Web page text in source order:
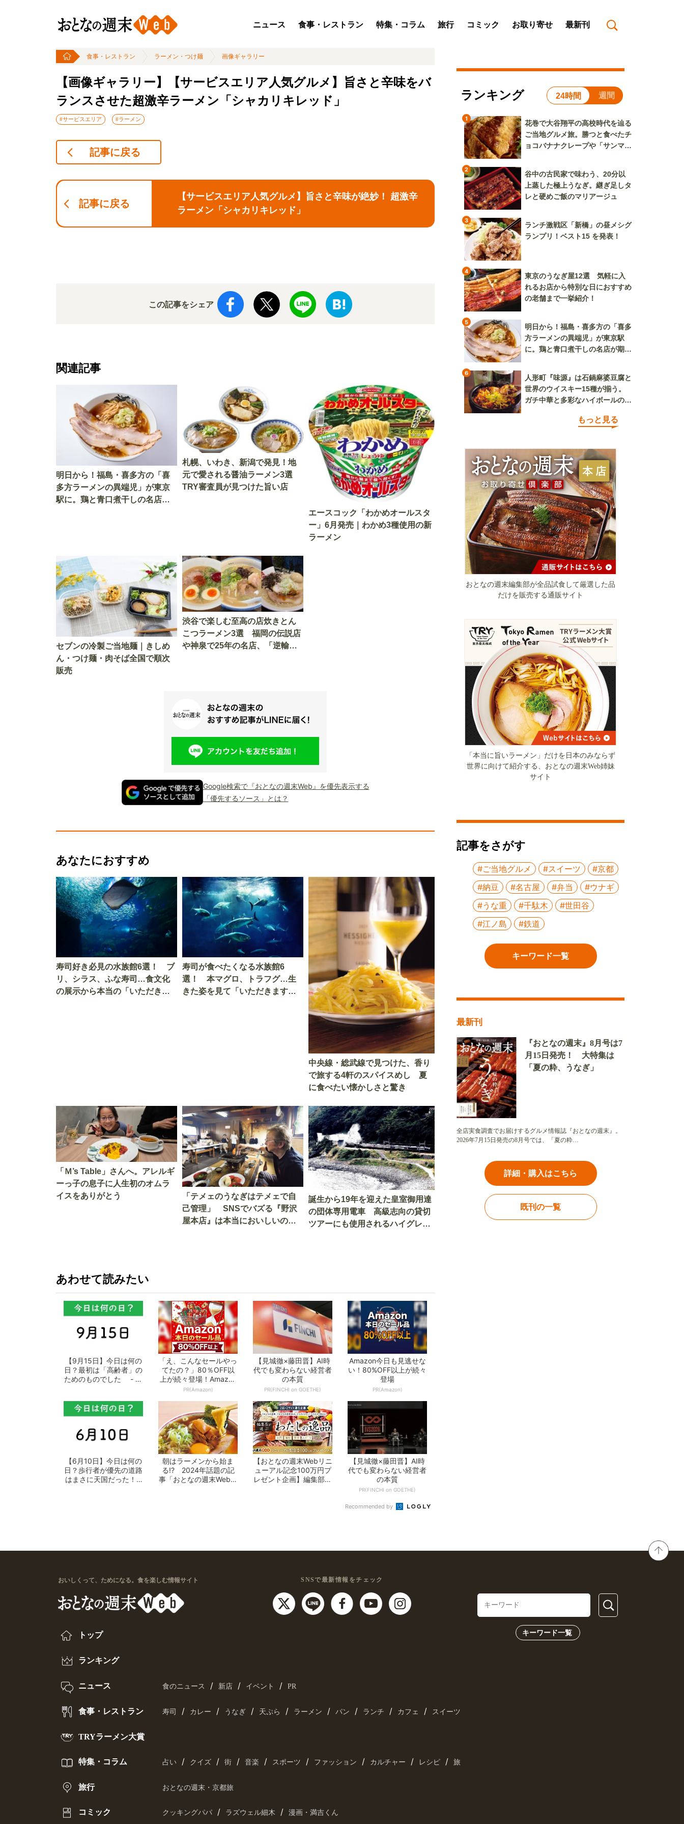
ニュース 食事・レストラン 特集・コラム 旅行 コミック お取り寄せ 最新刊
食事・レストラン ラーメン・つけ麺 画像ギャラリー
【画像ギャラリー】【サービスエリア人気グルメ】旨さと辛味をバ
ランスさせた超激辛ラーメン「シャカリキレッド」
#サービスエリア #ラーメン
記事に戻る
記事に戻る
【サービスエリア人気グルメ】旨さと辛味が絶妙！ 超激辛
ラーメン「シャカリキレッド」
この記事をシェア
関連記事
明日から！福島・喜多方の「喜
多方ラーメンの異端児」が東京
駅に。鶏と青口煮干しの名店が
札幌、いわき、新潟で発見！地
元で愛される醤油ラーメン3選
TRY審査員が見つけた旨い店
エースコック「わかめオールスタ
ー」6月発売｜わかめ3種使用の新
ラーメン
セブンの冷製ご当地麺｜きしめ
ん・つけ麺・肉そば全国で順次
販売
渋谷で楽しむ至高の店炊きとん
こつラーメン3選 福岡の伝説店
や神泉で25年の名店、「逆輸
Google検索で『おとなの週末Web』を優先表示する
「優先するソース」とは？
あなたにおすすめ
寿司好き必見の水族館6選！ ブ
リ、シラス、ふな寿司…食文化
の展示から本当の「いただきま
寿司が食べたくなる水族館6
選！ 本マグロ、トラフグ…生
きた姿を見て「いただきます」
中央線・総武線で見つけた、香り
で旅する4軒のスパイスめし 夏
に食べたい懐かしさと驚き
「Ｍ’s Table」さんへ。アレルギ
ーっ子の息子に人生初のオムラ
イスをありがとう
「テメェのうなぎはテメェで自
己管理」 SNSでバズる『野沢
屋本店』は本当においしいの
誕生から19年を迎えた皇室御用達
の団体専用電車 高級志向の貸切
ツアーにも使用されるハイグレー
あわせて読みたい
【9月15日】今日は何の
日？最初は「高齢者」の
ためのものでした - お
「え、こんなセールやっ
てたの？」80％OFF以
上が続々登場！Amazon
の本気が...
PR(Amazon)
【見城徹×藤田晋】AI時
代でも変わらない経営者
の本質
PR(FINCHI on GOETHE)
Amazon今日も見逃せな
い！80%OFF以上が続々
登場
PR(Amazon)
【6月10日】今日は何の
日？歩行者が優先の道路
はまさに天国だった！ -
朝はラーメンから始ま
る!? 2024年話題の記
事「おとなの週末Web」
【おとなの週末Webリニ
ューアル記念100万円プ
レゼント企画】編集部が
【見城徹×藤田晋】AI時
代でも変わらない経営者
の本質
PR(FINCHI on GOETHE)
Recommended by
ランキング 24時間 週間
1
花巻で大谷翔平の高校時代を辿る
ご当地グルメ旅。勝つと食べたチ
ョコバナナクレープや「サンマー
2
谷中の古民家で味わう、20分以
上蒸した極上うなぎ。継ぎ足しタ
レと硬めご飯のマリアージュ
3
ランチ激戦区「新橋」の昼メシグ
ランプリ！ベスト15 を発表！
4
東京のうなぎ屋12選 気軽に入
れるお店から特別な日におすすめ
の老舗まで一挙紹介！
5
明日から！福島・喜多方の「喜多
方ラーメンの異端児」が東京駅
に。鶏と青口煮干しの名店が期間
6
人形町『味源』は石鍋麻婆豆腐と
世界のウイスキー15種が揃う。
ガチ中華と多彩なハイボールの組
もっと見る
おとなの週末編集部が全品試食して厳選した品
だけを販売する通販サイト
「本当に旨いラーメン」だけを日本のみならず
世界に向けて紹介する、おとなの週末Web姉妹
サイト
記事をさがす
#ご当地グルメ #スイーツ
#京都
#納豆
#名古屋 #弁当
#ウナギ
#うな重
#千駄木
#世田谷
#江ノ島
#鉄道
キーワード一覧
最新刊
『おとなの週末』8月号は7
月15日発売！ 大特集は
「夏の粋、うなぎ」
全店実食調査でお届けするグルメ情報誌『おとなの週末』。
2026年7月15日発売の8月号では、「夏の粋…
詳細・購入はこちら
既刊の一覧
おいしくって、ためになる。食を楽しむ情報サイト
トップ
SNSで最新情報をチェック
キーワード一覧
ランキング
ニュース 食のニュース / 新店 / イベント / PR
食事・レストラン 寿司 / カレー / うなぎ / 天ぷら / ラーメン / パン / ランチ / カフェ / スイーツ
TRYラーメン大賞
特集・コラム 占い / クイズ / 街 / 音楽 / スポーツ / ファッション / カルチャー / レシピ / 旅
旅行 おとなの週末・京都旅
コミック クッキングパパ / ラズウェル細木 / 漫画・満吉くん